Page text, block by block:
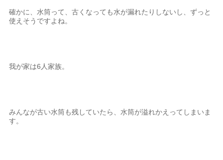
確かに、水筒って、古くなっても水が漏れたりしないし、ずっと
使えそうですよね。
我が家は6人家族。
みんなが古い水筒も残していたら、水筒が溢れかえってしまいま
す。